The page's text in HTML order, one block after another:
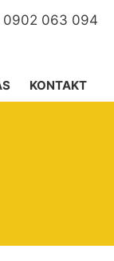
0902 063 094
KONTAKT